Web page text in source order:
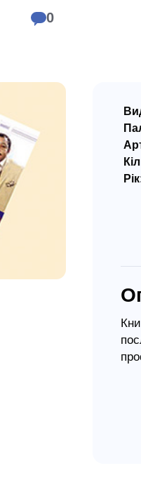
Книги іноземними
Нерелігійні видання
Здоров`я /
0